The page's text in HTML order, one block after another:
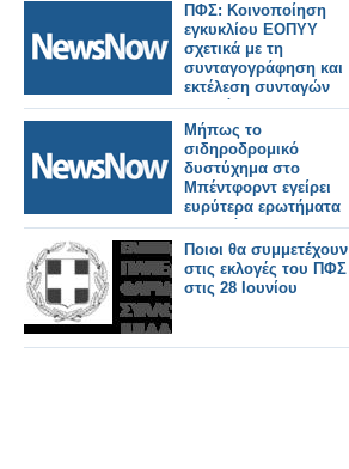
ΠΦΣ: Κοινοποίηση
εγκυκλίου ΕΟΠΥΥ
σχετικά με τη
συνταγογράφηση και
εκτέλεση συνταγών
φαρμάκων για την
εξυπηρέτηση των
διακινούμενων
πολιτών
Μήπως το
σιδηροδρομικό
δυστύχημα στο
Μπέντφορντ εγείρει
ευρύτερα ερωτήματα
σχετικά με την
ασφάλεια;
Ποιοι θα συμμετέχουν
στις εκλογές του ΠΦΣ
στις 28 Ιουνίου